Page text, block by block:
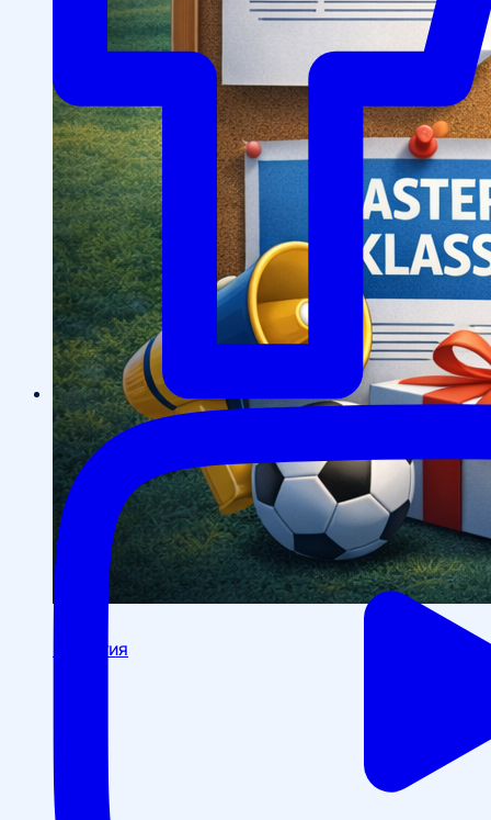
Спортивные и культурные мероприятия
Студенческие организацииСтуденческое
общежитиеПоддержка студентов
Студенческое
научное общество
События